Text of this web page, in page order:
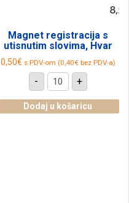
Magnet registracija s
utisnutim slovima, Hvar
0,50€ s PDV-om (0,40€bez PDV-a)
-
Magnet
registracija
utisnutim
slovima,
+
Dodaj u košaricu